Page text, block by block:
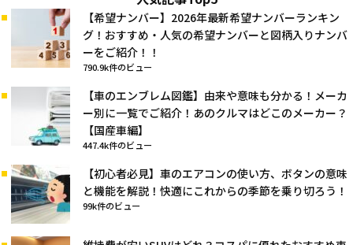
【希望ナンバー】2026年最新希望ナンバーランキン
グ！おすすめ・人気の希望ナンバーと図柄入りナンバ
ーをご紹介！！
790.9k件のビュー
【車のエンブレム図鑑】由来や意味も分かる！メーカ
ー別に一覧でご紹介！あのクルマはどこのメーカー？
【国産車編】
447.4k件のビュー
【初心者必見】車のエアコンの使い方、ボタンの意味
と機能を解説！快適にこれからの季節を乗り切ろう！
99k件のビュー